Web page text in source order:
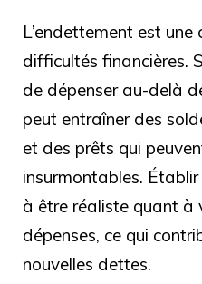
L’endettement est
difficultés financières.
de dépenser au-delà
peut entraîner des
et des prêts qui
insurmontables.
à être réaliste quant à
dépenses, ce qui
nouvelles dettes.